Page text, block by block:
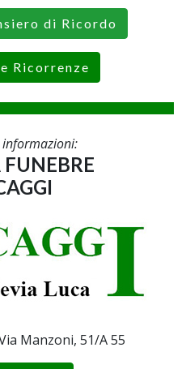
di Ricordo
Ricorrenze
Manzoni, 51/A 55